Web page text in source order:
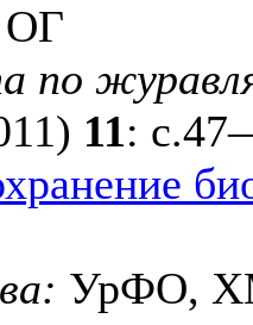
ОГ
по
11:
УрФО,